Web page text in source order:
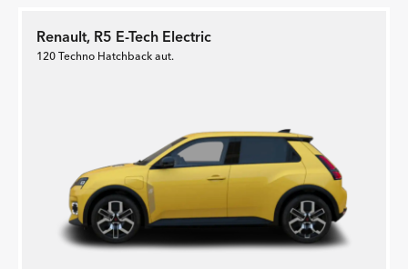
Renault, R5 E-Tech Electric
120 Techno Hatchback aut.